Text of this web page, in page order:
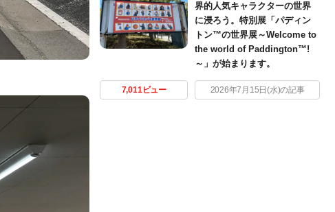
界的人気キャラクターの世界
に浸ろう。特別展「パディン
トン™の世界展～Welcome to
the world of Paddington™!
～」が始まります。
7,011ビュー 2026年7月15日(水)の記事